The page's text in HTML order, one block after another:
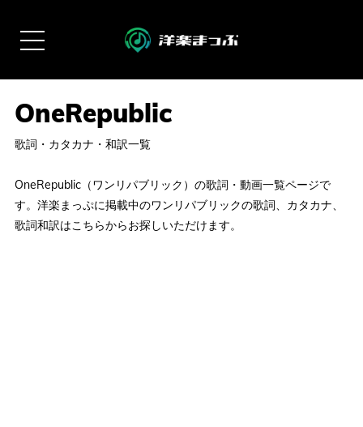
歌詞・カタカナ・和訳一覧
OneRepublic（ワンリパブリック）の歌詞・動画一覧ページで
す。洋楽まっぷに掲載中のワンリパブリックの歌詞、カタカナ、
歌詞和訳はこちらからお探しいただけます。